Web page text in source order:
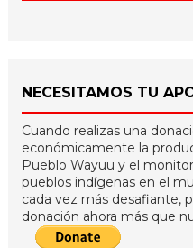
NECESITAMOS TU
Cuando realizas una
económicamente la
Pueblo Wayuu y el
pueblos indígenas en el
cada vez más desafiante,
donación ahora más que